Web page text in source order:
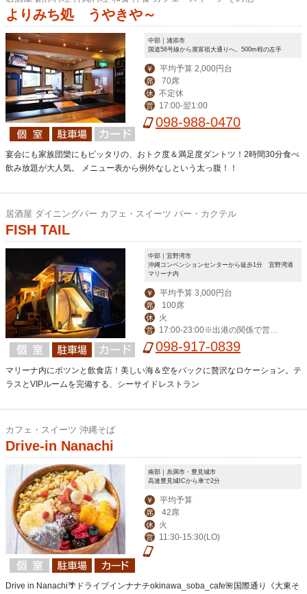
よりみち処 うやきや～
中部｜浦添市
国道58号線から屋富祖大通りへ。500m程の左手
￥ 平均予算 2,000円台
席 70席
休 不定休
営 17:00-翌1:00
098-988-0470
宴会にも家族団欒にもピッタリの、おトク度＆満足度ダントツ！2時間30分食べ
飲み放題が大人気。 メニュー表から例外なしという太っ腹！！
居酒屋 ダイニングバー カフェ・スイーツ バー・カクテル
FISH TAIL
中部｜宜野湾市
沖縄コンベンションセンターから徒歩1分 宜野湾港
マリーナ内
￥ 平均予算 3,000円台
席 100席
休 火
営
17:00-23:00※出港の関係で営業時
間が変更になる場合がございます
098-917-0839
マリーナ内にポツンと飲食店！美しい海＆空をバックに贅沢なロケーション。テ
ラスとVIPルームを完備する、シーサイドレストラン
カフェ・スイーツ 沖縄そば
Drive-in Nanachi
南部｜糸満市・豊見城市
高速豊見城ICから車で2分
￥ 平均予算
席 42席
休 火
営 11:30-15:30(LO)
Drive in Nanachi🌴ドライブインナナチokinawa_soba_cafe🌺国際通り《大東そ